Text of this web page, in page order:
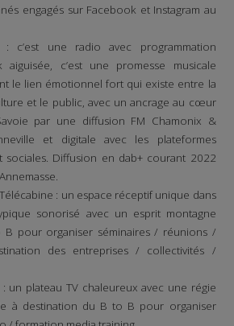
engagés sur Facebook et Instagram au
: c’est une radio avec programmation
aiguisée, c’est une promesse musicale
le lien émotionnel fort qui existe entre la
et le public, avec un ancrage au cœur
par une diffusion FM Chamonix &
et digitale avec les plateformes
sociales. Diffusion en dab+ courant 2022
: un espace réceptif unique dans
sonorisé avec un esprit montagne
pour organiser séminaires / réunions /
des entreprises / collectivités /
: un plateau TV chaleureux avec une régie
à destination du B to B pour organiser